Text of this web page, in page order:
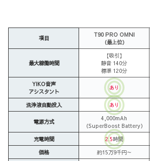
項目
T90 PRO OMNI
（最上位）
最大稼働時間
【吸引】
静音 140分
標準 120分
YIKO音声
アシスタント
あり
洗浄液自動投入 あり
電源方式
4,000mAh
（SuperBoost Battery）
充電時間
2.5時間
価格
約15万9千円～